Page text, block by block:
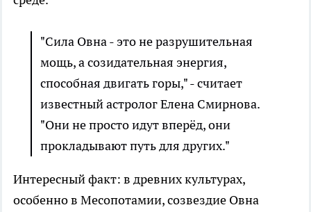
"Сила Овна - это не разрушительная
мощь, а созидательная энергия,
способная двигать горы," - считает
известный астролог Елена Смирнова.
"Они не просто идут вперёд, они
прокладывают путь для других."
Интересный факт: в древних культурах,
особенно в Месопотамии, созвездие Овна